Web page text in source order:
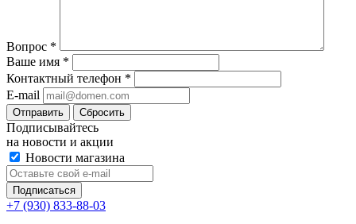
Вопрос *
Ваше имя *
Контактный телефон *
E-mail
Сбросить
Подписывайтесь
на новости и акции
Новости магазина
+7 (930) 833-88-03